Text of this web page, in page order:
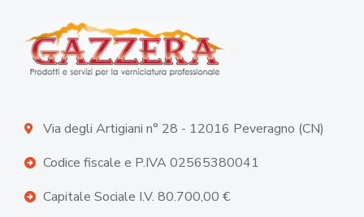
Via degli Artigiani n° 28 - 12016 Peveragno (CN)
Codice fiscale e P.IVA 02565380041
Capitale Sociale I.V. 80.700,00 €